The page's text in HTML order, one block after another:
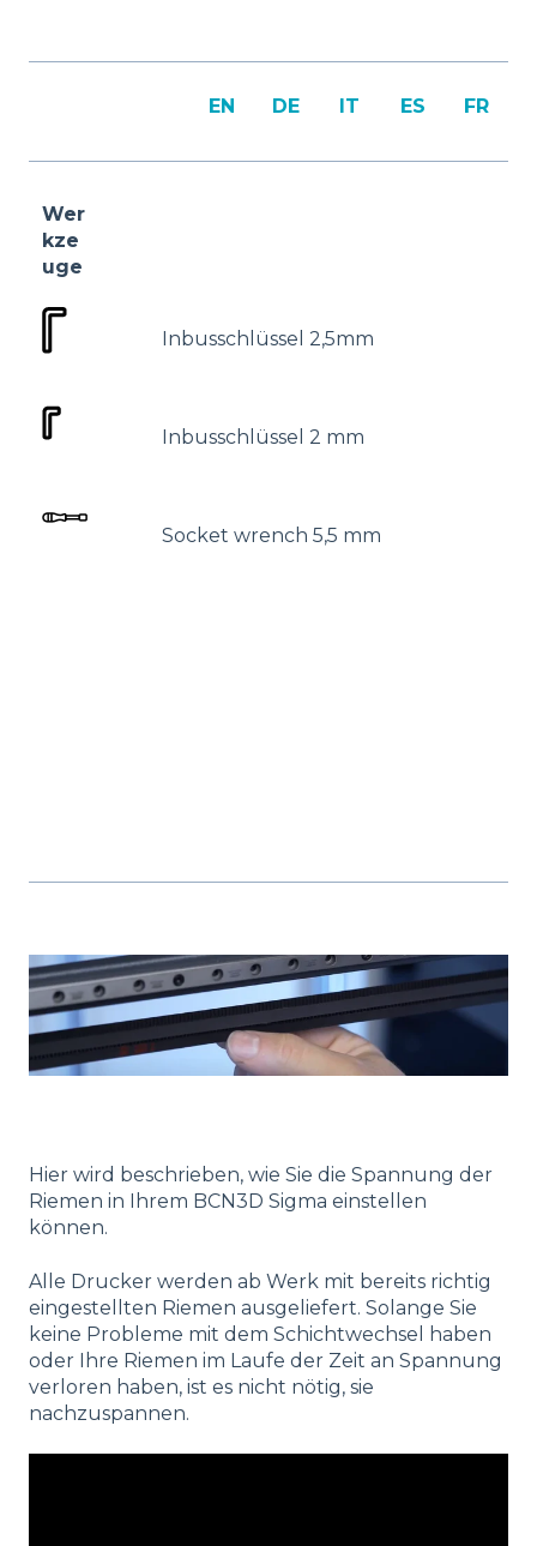
EN DE IT ES FR
Wer
kze
uge
Inbusschlüssel 2,5mm
Inbusschlüssel 2 mm
Socket wrench 5,5 mm
Hier wird beschrieben, wie Sie die Spannung der
Riemen in Ihrem BCN3D Sigma einstellen
können.
Alle Drucker werden ab Werk mit bereits richtig
eingestellten Riemen ausgeliefert. Solange Sie
keine Probleme mit dem Schichtwechsel haben
oder Ihre Riemen im Laufe der Zeit an Spannung
verloren haben, ist es nicht nötig, sie
nachzuspannen.